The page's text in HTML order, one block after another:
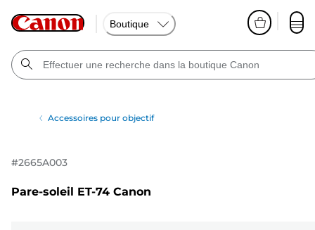
Boutique
Accessoires pour objectif
#2665A003
Pare-soleil ET-74 Canon